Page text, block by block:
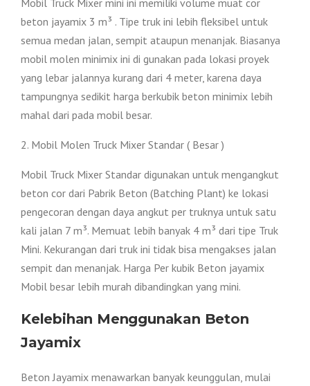
beton jayamix 3 m³ . Tipe truk ini lebih fleksibel untuk
semua medan jalan, sempit ataupun menanjak. Biasanya
mobil molen minimix ini di gunakan pada lokasi proyek
yang lebar jalannya kurang dari 4 meter, karena daya
tampungnya sedikit harga berkubik beton minimix lebih
mahal dari pada mobil besar.
2. Mobil Molen Truck Mixer Standar ( Besar )
Mobil Truck Mixer Standar digunakan untuk mengangkut
beton cor dari Pabrik Beton (Batching Plant) ke lokasi
pengecoran dengan daya angkut per truknya untuk satu
kali jalan 7 m³. Memuat lebih banyak 4 m³ dari tipe Truk
Mini. Kekurangan dari truk ini tidak bisa mengakses jalan
sempit dan menanjak. Harga Per kubik Beton jayamix
Mobil besar lebih murah dibandingkan yang mini.
Kelebihan Menggunakan Beton
Jayamix
Beton Jayamix menawarkan banyak keunggulan, mulai